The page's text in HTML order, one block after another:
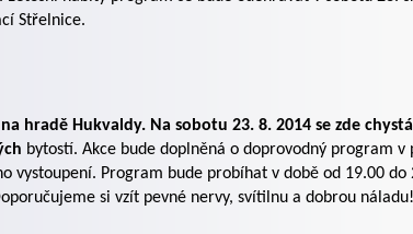
Střelnice.
hradě Hukvaldy. Na sobotu 23. 8. 2014 se zde
bytostí. Akce bude doplněná o doprovodný program
vystoupení. Program bude probíhat v době od 19.00 do
si vzít pevné nervy, svítilnu a dobrou náladu!